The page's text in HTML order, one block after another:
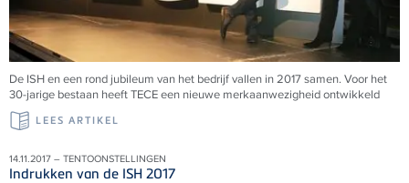
De ISH en een rond jubileum van het bedrijf vallen in 2017 samen. Voor het
30-jarige bestaan heeft TECE een nieuwe merkaanwezigheid ontwikkeld
LEES ARTIKEL
14.11.2017 – TENTOONSTELLINGEN
Indrukken van de ISH 2017